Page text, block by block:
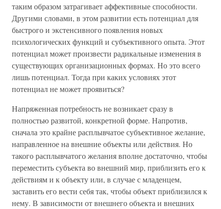
таким образом затрагивает аффективные способности.
Другими словами, в этом развитии есть потенциал для
быстрого и экстенсивного появления новых
психологических функций и субъективного опыта. Этот
потенциал может произвести радикальные изменения в
существующих организационных формах. Но это всего
лишь потенциал. Тогда при каких условиях этот
потенциал не может проявиться?
Напряженная потребность не возникает сразу в
полностью развитой, конкретной форме. Напротив,
сначала это крайне расплывчатое субъективное желание,
направленное на внешние объекты или действия. Но
такого расплывчатого желания вполне достаточно, чтобы
переместить субъекта во внешний мир, приблизить его к
действиям и к объекту или, в случае с младенцем,
заставить его вести себя так, чтобы объект приблизился к
нему. В зависимости от внешнего объекта и внешних